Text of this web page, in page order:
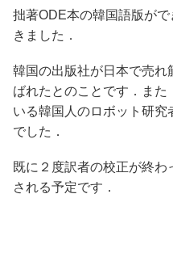
拙著ODE本の韓国語版が
きました．
韓国の出版社が日本で売れ
ばれたとのことです．また
いる韓国人のロボット研究
でした．
既に２度訳者の校正が終わ
される予定です．